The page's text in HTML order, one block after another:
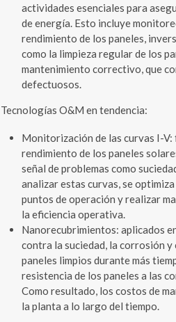
actividades esenciales para
de energía. Esto incluye
rendimiento de los paneles,
como la limpieza regular de los
mantenimiento correctivo, que
defectuosos.
Tecnologías O&M en tendencia:
Monitorización de las curvas I-
rendimiento de los paneles
señal de problemas como
analizar estas curvas, se
puntos de operación y realizar
la eficiencia operativa.
Nanorecubrimientos: aplicados
contra la suciedad, la corrosión
paneles limpios durante más
resistencia de los paneles a las
Como resultado, los costos de
la planta a lo largo del tiempo.